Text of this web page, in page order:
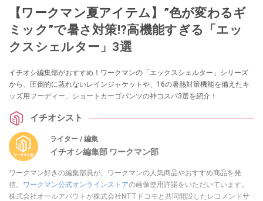
【ワークマン夏アイテム】”色が変わるギ
ミック”で暑さ対策!?高機能すぎる「エッ
クスシェルター」3選
イチオシ編集部がおすすめ！ワークマンの「エックスシェルター」シリーズ
から、圧倒的に蒸れないレインジャケットや、16の暑熱対策機能を備えたキ
ッズ用フーディー、ショートカーゴパンツの神コスパ3選を紹介！
イチオシスト
ライター / 編集
イチオシ編集部 ワークマン部
ワークマン好きの編集部員が、ワークマンの人気商品やおすすめ商品を発
信。 ワークマン公式オンラインストアの画像使用許諾をいただいています。
株式会社オールアバウトが株式会社NTTドコモと共同開設したレコメンドサ